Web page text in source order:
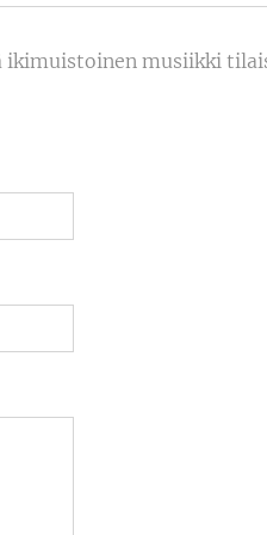
ikimuistoinen musiikki